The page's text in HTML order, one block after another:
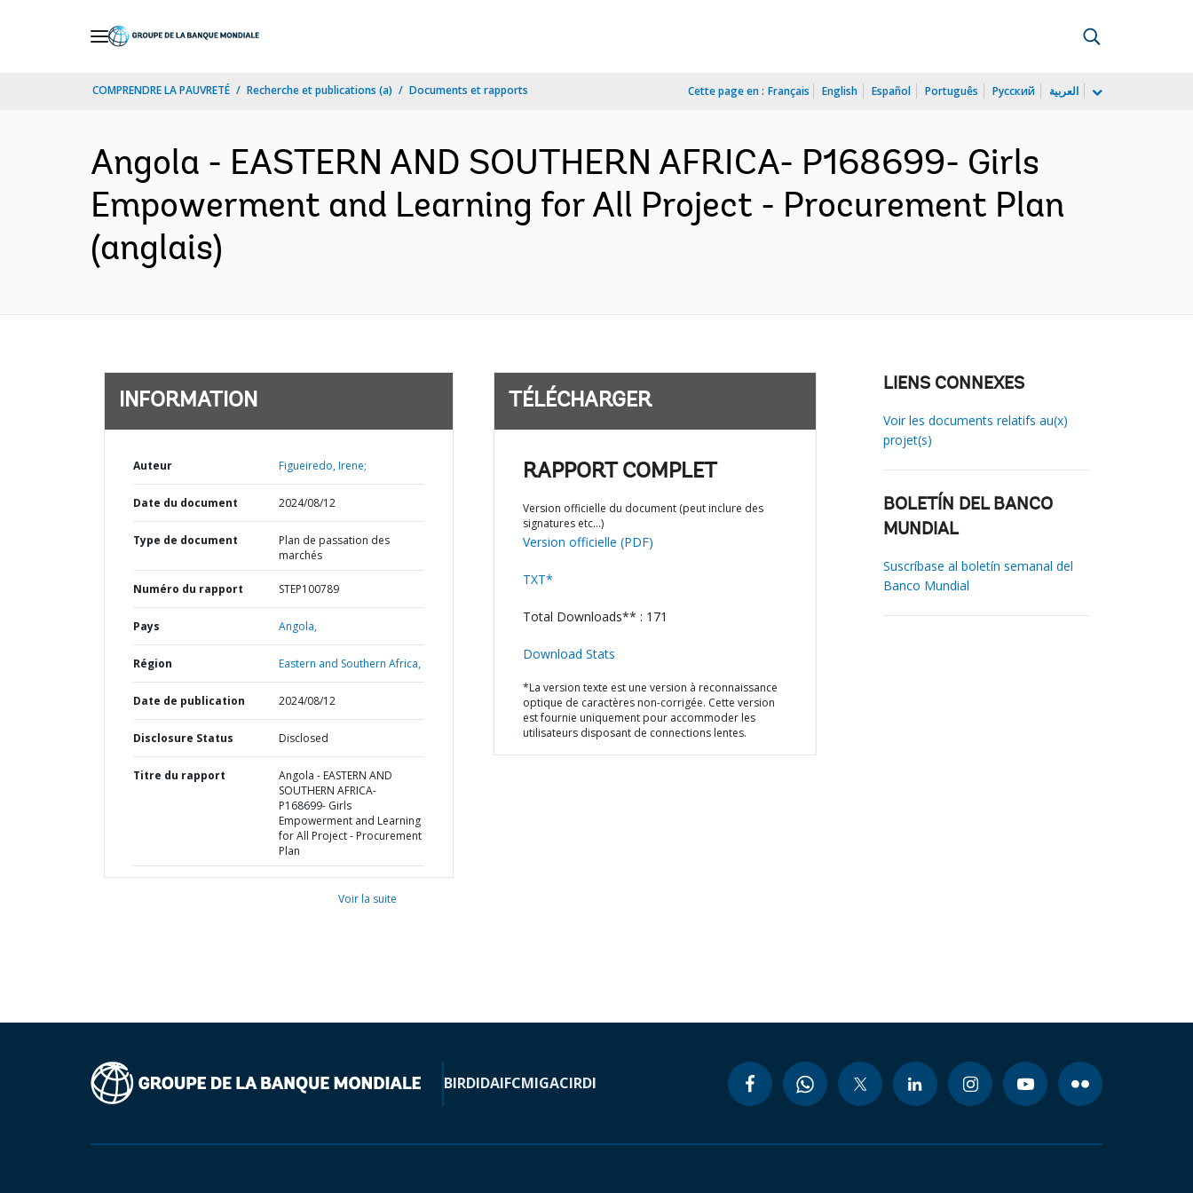
COMPRENDRE LA PAUVRETÉ Recherche et publications (a) Documents et rapports Cette page en : Français English Español Português Русский العربية
Angola - EASTERN AND SOUTHERN AFRICA- P168699- Girls
Empowerment and Learning for All Project - Procurement Plan
(anglais)
INFORMATION
Auteur Figueiredo, Irene;
Date du document 2024/08/12
Type de document
Plan de passation des
marchés
Numéro du rapport STEP100789
Pays Angola,
Région Eastern and Southern Africa,
Date de publication 2024/08/12
Disclosure Status Disclosed
Titre du rapport
Angola - EASTERN AND
SOUTHERN AFRICA-
P168699- Girls
Empowerment and Learning
for All Project - Procurement
Plan
Voir la suite
TÉLÉCHARGER
RAPPORT COMPLET
Version officielle du document (peut inclure des
signatures etc…)
Version officielle (PDF)
TXT*
Total Downloads** : 171
Download Stats
*La version texte est une version à reconnaissance
optique de caractères non-corrigée. Cette version
est fournie uniquement pour accommoder les
utilisateurs disposant de connections lentes.
LIENS CONNEXES
Voir les documents relatifs au(x)
projet(s)
BOLETÍN DEL BANCO
MUNDIAL
Suscríbase al boletín semanal del
Banco Mundial
BIRDIDAIFCMIGACIRDI